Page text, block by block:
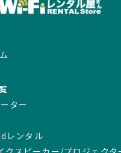
ター
レンタル